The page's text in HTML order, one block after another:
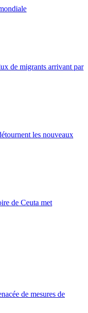
de migrants arrivant par
les nouveaux
de Ceuta met
de mesures de